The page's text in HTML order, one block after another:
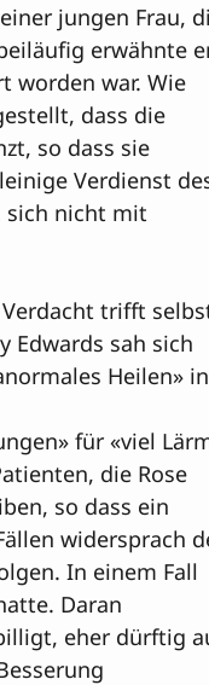
jungen Frau,
erwähnte
worden war. Wie
dass die
so dass sie
Verdienst
sich nicht mit
trifft
Edwards sah sich
Heilen» in
für «viel
die Rose
so dass ein
widersprach
In einem Fall
Daran
eher dürftig